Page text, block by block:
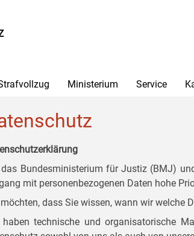
Ministerium Service
das Bundesministerium für Justiz (BMJ)
mit personenbezogenen Daten hohe
dass Sie wissen, wann wir welche
haben technische und organisatorische